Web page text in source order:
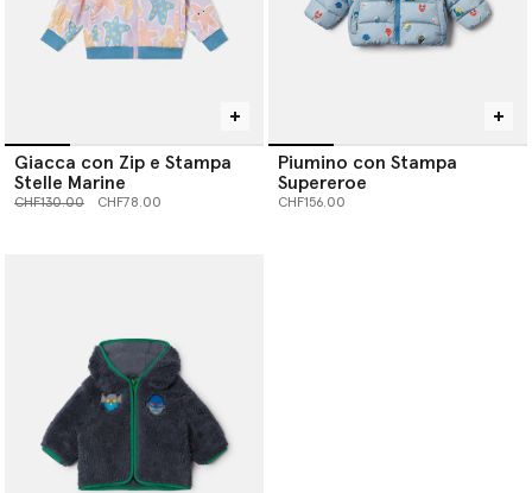
Giacca con Zip e Stampa
Stelle Marine
Prezzo ridotto da
CHF130.00a CHF78.00
Piumino con Stampa
Supereroe
CHF156.00